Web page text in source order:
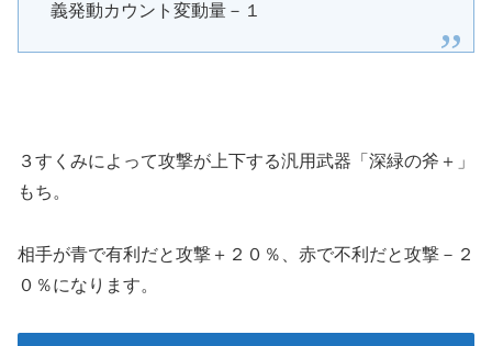
義発動カウント変動量－１
３すくみによって攻撃が上下する汎用武器「深緑の斧＋」
もち。
相手が青で有利だと攻撃＋２０％、赤で不利だと攻撃－２
０％になります。